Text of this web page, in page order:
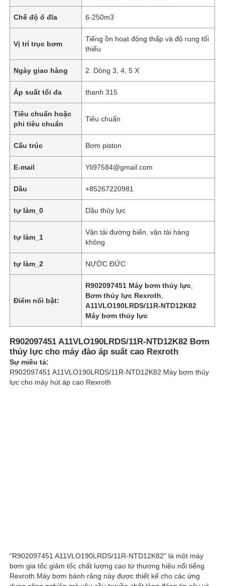
Nhà
Các sản phẩm
Video
Về chúng tôi
Chuyến tham quan nhà máy
Bơm thủy lực Rexroth
Chế độ ổ đĩa 6-250m3
Vị trí trục bơm
Tiếng ồn hoạt động thấp và độ rung tối
thiểu
Ngày giao hàng 2. Dòng 3, 4, 5 X
Áp suất tối đa thanh 315
Tiêu chuẩn hoặc
phi tiêu chuẩn
Tiêu chuẩn
Cấu trúc Bơm piston
E-mail Yli97584@gmail.com
Dầu +85267220981
tự làm_0 Dầu thủy lực
tự làm_1
Vận tải đường biển, vận tải hàng
không
tự làm_2 NƯỚC ĐỨC
Điểm nổi bật:
R902097451 Máy bơm thủy lực
Bơm thủy lực Rexroth
A11VLO190LRDS/11R-NTD12K82
Máy bơm thủy lực
R902097451 A11VLO190LRDS/11R-NTD12K82 Bơm
thủy lực cho máy đào áp suất cao Rexroth
Sự miêu tả:
R902097451 A11VLO190LRDS/11R-NTD12K82 Máy bơm thủy
lực cho máy hút áp cao Rexroth
"R902097451 A11VLO190LRDS/11R-NTD12K82" là một máy
bơm gia tốc giảm tốc chất lượng cao từ thương hiệu nổi tiếng
Rexroth.Máy bơm bánh răng này được thiết kế cho các ứng